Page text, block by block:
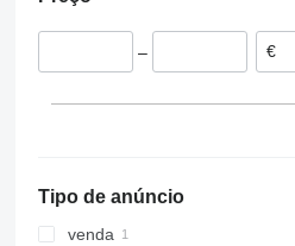
–
Tipo de anúncio
venda